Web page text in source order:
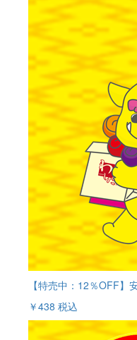
【特売中：12％OFF
￥438 税込